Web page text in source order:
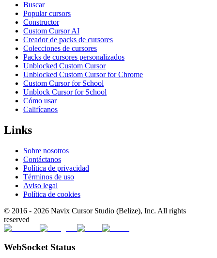
Buscar
Popular cursors
Constructor
Custom Cursor AI
Creador de packs de cursores
Colecciones de cursores
Packs de cursores personalizados
Unblocked Custom Cursor
Unblocked Custom Cursor for Chrome
Custom Cursor for School
Unblock Cursor for School
Cómo usar
Califícanos
Links
Sobre nosotros
Contáctanos
Política de privacidad
Términos de uso
Aviso legal
Política de cookies
© 2016 - 2026 Navix Cursor Studio (Belize), Inc. All rights
reserved
WebSocket Status